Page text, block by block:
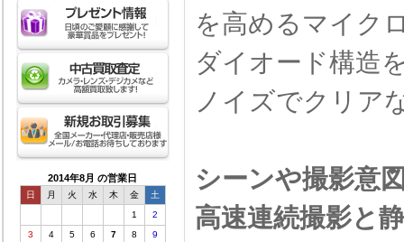
2014年8月 の営業日
日 月 火 水 木 金
土
1
2
3
4 5 6 7 8
9
を高めるマイク
ダイオード構造
ノイズでクリア
シーンや撮影意
高速連続撮影と